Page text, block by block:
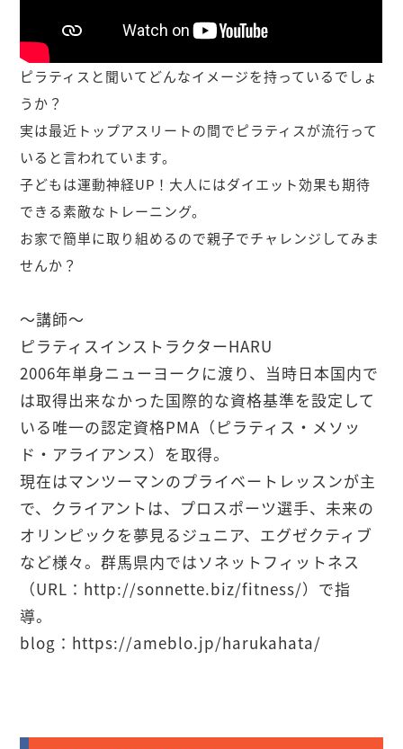
ピラティスと聞いてどんなイメージを持っているでしょ
うか？
実は最近トップアスリートの間でピラティスが流行って
いると言われています。
子どもは運動神経UP！大人にはダイエット効果も期待
できる素敵なトレーニング。
お家で簡単に取り組めるので親子でチャレンジしてみま
せんか？
～講師～
ピラティスインストラクターHARU
2006年単身ニューヨークに渡り、当時日本国内で
は取得出来なかった国際的な資格基準を設定して
いる唯一の認定資格PMA（ピラティス・メソッ
ド・アライアンス）を取得。
現在はマンツーマンのプライベートレッスンが主
で、クライアントは、プロスポーツ選手、未来の
オリンピックを夢見るジュニア、エグゼクティブ
など様々。群馬県内ではソネットフィットネス
（URL：http://sonnette.biz/fitness/）で指
導。
blog：https://ameblo.jp/harukahata/